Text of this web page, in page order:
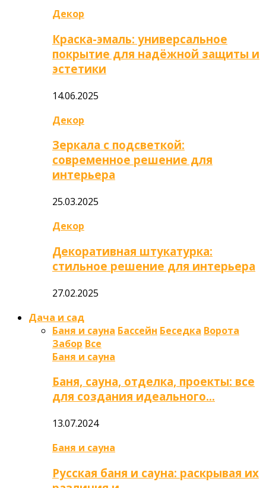
Декор
Краска-эмаль: универсальное
покрытие для надёжной защиты и
эстетики
14.06.2025
Декор
Зеркала с подсветкой:
современное решение для
интерьера
25.03.2025
Декор
Декоративная штукатурка:
стильное решение для интерьера
27.02.2025
Дача и сад
Баня и сауна Бассейн Беседка Ворота
Забор Все
Баня и сауна
Баня, сауна, отделка, проекты: все
для создания идеального…
13.07.2024
Баня и сауна
Русская баня и сауна: раскрывая их